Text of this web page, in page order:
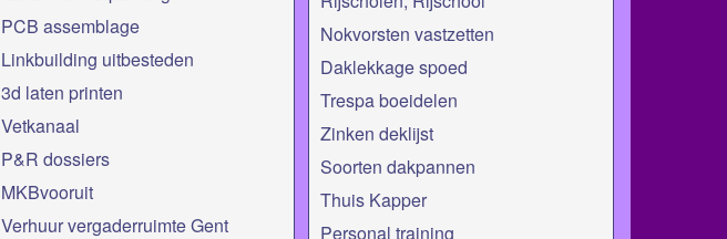
PCB assemblage
Linkbuilding uitbesteden
3d laten printen
Vetkanaal
P&R dossiers
MKBvooruit
Verhuur vergaderruimte Gent
Nokvorsten vastzetten
Daklekkage spoed
Trespa boeidelen
Zinken deklijst
Soorten dakpannen
Thuis Kapper
Personal training